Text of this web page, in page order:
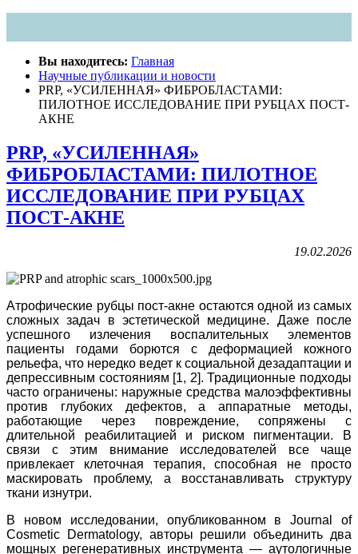
Вы находитесь: Главная
Научные публикации и новости
PRP, «УСИЛЕННАЯ» ФИБРОБЛАСТАМИ:
ПИЛОТНОЕ ИССЛЕДОВАНИЕ ПРИ РУБЦАХ ПОСТ-
АКНЕ
PRP, «УСИЛЕННАЯ»
ФИБРОБЛАСТАМИ: ПИЛОТНОЕ
ИССЛЕДОВАНИЕ ПРИ РУБЦАХ
ПОСТ-АКНЕ
19.02.2026
Атрофические рубцы пост-акне остаются одной из самых
сложных задач в эстетической медицине. Даже после
успешного излечения воспалительных элементов
пациенты годами борются с деформацией кожного
рельефа, что нередко ведет к социальной дезадаптации и
депрессивным состояниям [1, 2]. Традиционные подходы
часто ограничены: наружные средства малоэффективны
против глубоких дефектов, а аппаратные методы,
работающие через повреждение, сопряжены с
длительной реабилитацией и риском пигментации. В
связи с этим внимание исследователей все чаще
привлекает клеточная терапия, способная не просто
маскировать проблему, а восстанавливать структуру
ткани изнутри.
В новом исследовании, опубликованном в Journal of
Cosmetic Dermatology, авторы решили объединить два
мощных регенеративных инструмента — аутологичные